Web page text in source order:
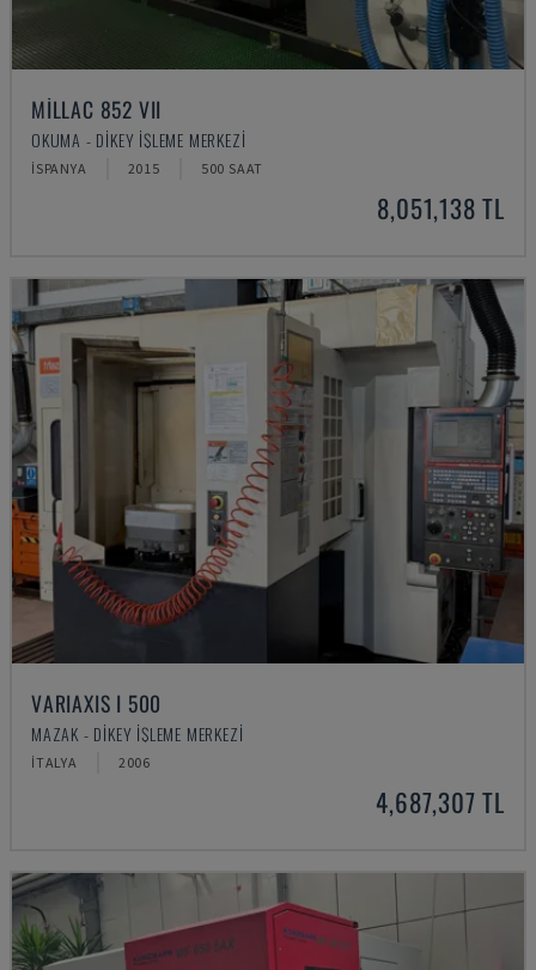
MILLAC 852 VII
OKUMA - DIKEY İŞLEME MERKEZI
İSPANYA 2015 500 SAAT
8,051,138 TL
VARIAXIS I 500
MAZAK - DIKEY İŞLEME MERKEZI
İTALYA 2006
4,687,307 TL